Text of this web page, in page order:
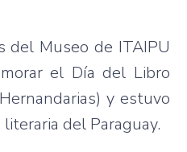
del Museo de ITAIPU
el Día del Libro
y estuvo
del Paraguay.